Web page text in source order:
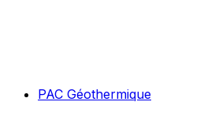
PAC Géothermique